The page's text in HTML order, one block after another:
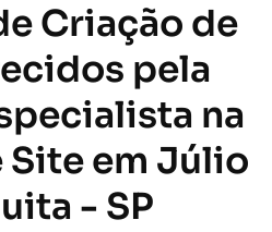
Criação de
pela
na
Site em Júlio
- SP